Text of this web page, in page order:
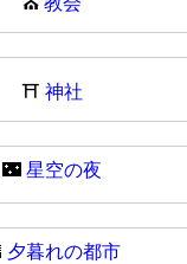
⛩神社
🌃星空の夜
夕暮れの都市